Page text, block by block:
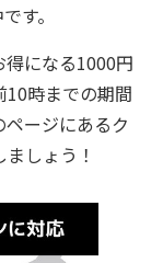
す。
になる1000円
10時までの期間
ージにあるク
しょう！